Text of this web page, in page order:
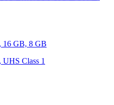
16 GB, 8 GB
UHS Class 1